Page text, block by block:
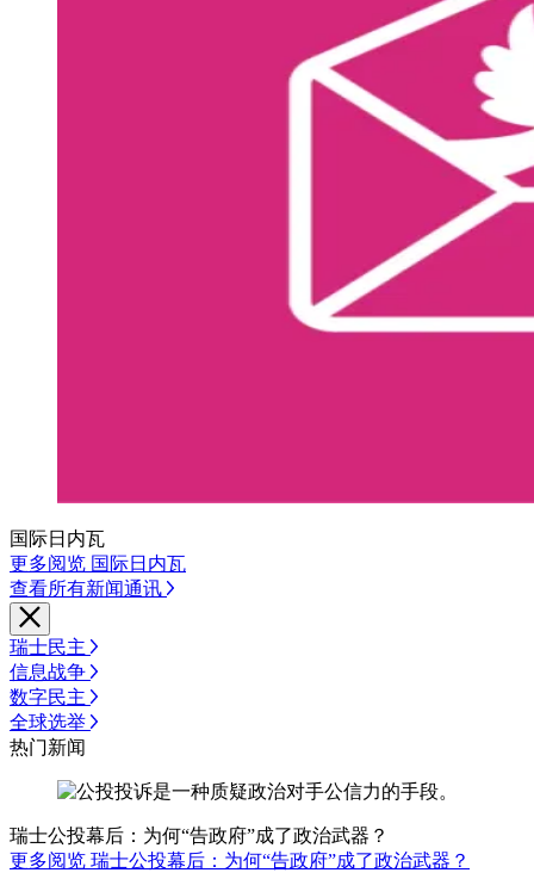
国际日内瓦
更多阅览 国际日内瓦
查看所有新闻通讯
瑞士民主
信息战争
数字民主
全球选举
热门新闻
瑞士公投幕后：为何“告政府”成了政治武器？
更多阅览 瑞士公投幕后：为何“告政府”成了政治武器？